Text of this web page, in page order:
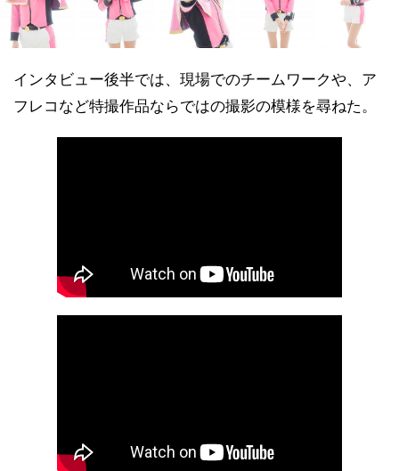
インタビュー後半では、現場でのチームワークや、ア
フレコなど特撮作品ならではの撮影の模様を尋ねた。